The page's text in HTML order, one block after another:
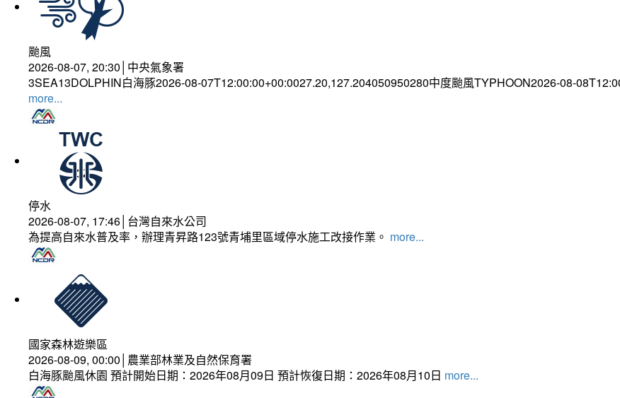
颱風
2026-08-07, 20:30│中央氣象署
3SEA13DOLPHIN白海豚2026-08-07T12:00:00+00:0027.20,127.204050950280中度颱風TYPHOON2026-08-
more...
停水
2026-08-07, 17:46│台灣自來水公司
為提高自來水普及率，辦理青昇路123號青埔里區域停水施工改接作業。 more...
國家森林遊樂區
2026-08-09, 00:00│農業部林業及自然保育署
白海豚颱風休園 預計開始日期：2026年08月09日 預計恢復日期：2026年08月10日 more...